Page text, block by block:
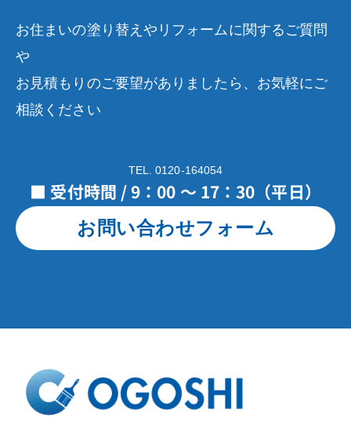
お住まいの塗り替えやリフォームに関するご質問
や
お見積もりのご要望がありましたら、お気軽にご
相談ください
TEL. 0120-164054
■ 受付時間 / 9：00 ～ 17：30（平日）
お問い合わせフォーム